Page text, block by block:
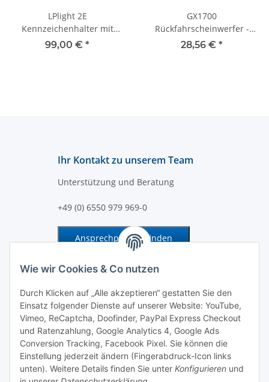
Wie wir Cookies & Co nutzen
Durch Klicken auf „Alle akzeptieren“ gestatten Sie den
Einsatz folgender Dienste auf unserer Website: YouTube,
Vimeo, ReCaptcha, Doofinder, PayPal Express Checkout
und Ratenzahlung, Google Analytics 4, Google Ads
Conversion Tracking, Facebook Pixel. Sie können die
Einstellung jederzeit ändern (Fingerabdruck-Icon links
unten). Weitere Details finden Sie unter Konfigurieren und
LPlight 2E
Kennzeichenhalter mit
zulässigem
99,00 € *
GX1700
Rückfahrscheinwerfer -
extra flach - 1700lm -
28,56 € *
Ihr Kontakt zu unserem Team
Unterstützung und Beratung
+49 (0) 6550 979 969-0
Ansprechpartner finden
Information und Service
Zahlung und Versand